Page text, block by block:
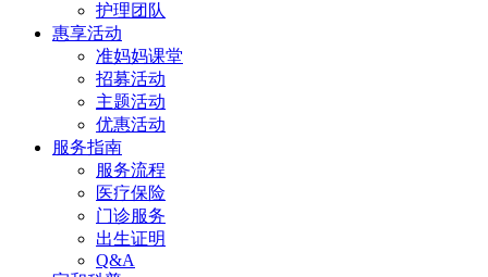
护理团队
惠享活动
准妈妈课堂
招募活动
主题活动
优惠活动
服务指南
服务流程
医疗保险
门诊服务
出生证明
Q&A